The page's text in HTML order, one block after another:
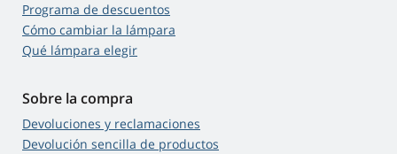
Programa de descuentos
Cómo cambiar la lámpara
Qué lámpara elegir
Sobre la compra
Devoluciones y reclamaciones
Devolución sencilla de productos